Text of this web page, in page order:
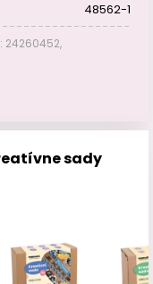
48562-1
24260452,
sady